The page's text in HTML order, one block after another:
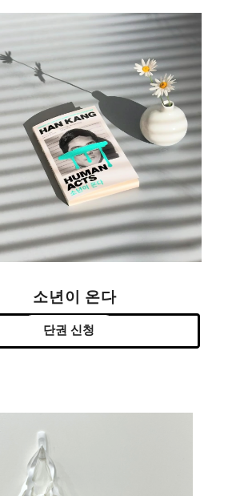
소년이 온다
단권 신청